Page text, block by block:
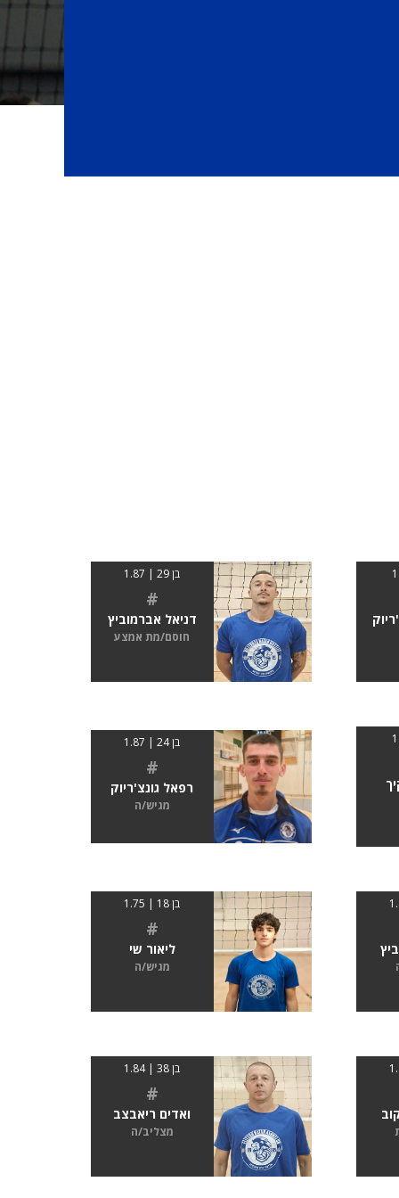
בן 29 | 1.87
#
דניאל אברמוביץ
חוסם/מת אמצע
בן 24 | 1.87
#
רפאל גונצ'ריוק
מגיש/ה
בן 18 | 1.75
#
ליאור שי
מגיש/ה
בן 38 | 1.84
#
ואדים ריאבצב
מצליב/ה